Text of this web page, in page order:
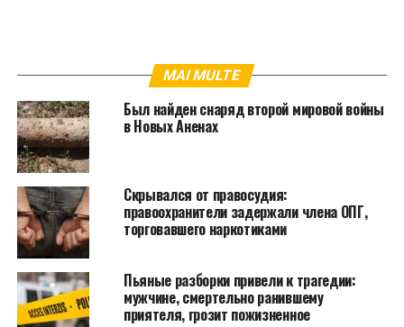
MAI MULTE
Был найден снаряд второй мировой войны
в Новых Аненах
Скрывался от правосудия:
правоохранители задержали члена ОПГ,
торговавшего наркотиками
Пьяные разборки привели к трагедии:
мужчине, смертельно ранившему
приятеля, грозит пожизненное